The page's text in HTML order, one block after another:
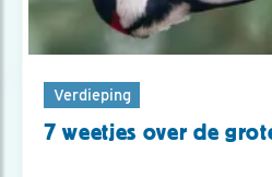
Verdieping
7 weetjes over de